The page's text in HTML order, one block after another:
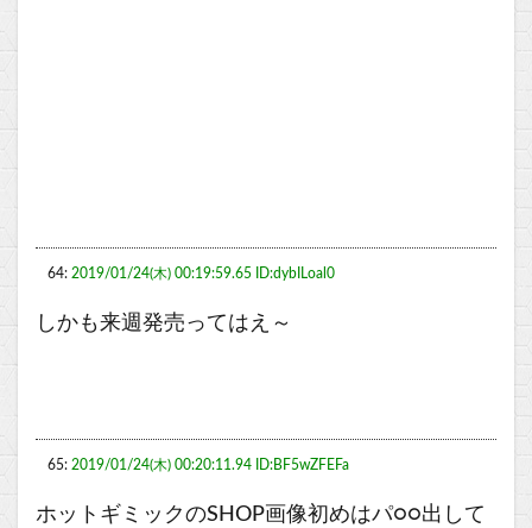
64: 2019/01/24(木) 00:19:59.65 ID:dybILoal0
しかも来週発売ってはえ～
65: 2019/01/24(木) 00:20:11.94 ID:BF5wZFEFa
ホットギミックのSHOP画像初めはパ○○出して